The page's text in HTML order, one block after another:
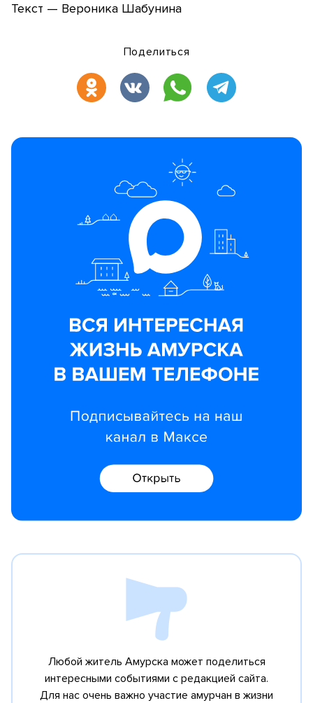
Текст — Вероника Шабунина
Поделиться
Любой житель Амурска может поделиться
интересными событиями с редакцией сайта.
Для нас очень важно участие амурчан в жизни